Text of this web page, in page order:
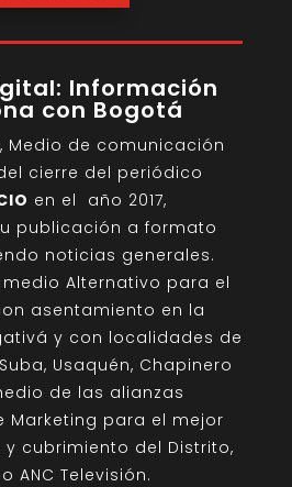
Información
con Bogotá
Medio de comunicación
cierre del periódico
en el año 2017,
publicación a formato
noticias generales.
Alternativo para el
asentamiento en la
y con localidades de
Usaquén, Chapinero
de las alianzas
Marketing para el mejor
cubrimiento del Distrito,
ANC Televisión.